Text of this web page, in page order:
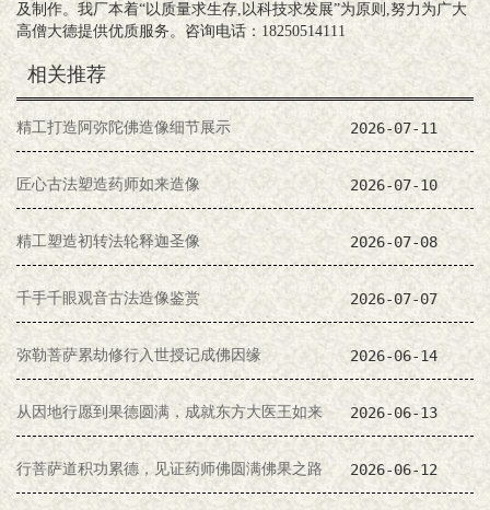
及制作。我厂本着“以质量求生存,以科技求发展”为原则,努力为广大
高僧大德提供优质服务。咨询电话：18250514111
相关推荐
精工打造阿弥陀佛造像细节展示 2026-07-11
匠心古法塑造药师如来造像 2026-07-10
精工塑造初转法轮释迦圣像 2026-07-08
千手千眼观音古法造像鉴赏 2026-07-07
弥勒菩萨累劫修行入世授记成佛因缘 2026-06-14
从因地行愿到果德圆满，成就东方大医王如来 2026-06-13
行菩萨道积功累德，见证药师佛圆满佛果之路 2026-06-12